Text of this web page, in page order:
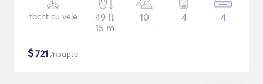
Yacht cu vele
49 ft
15 m
10 4 4
$721 /noapte